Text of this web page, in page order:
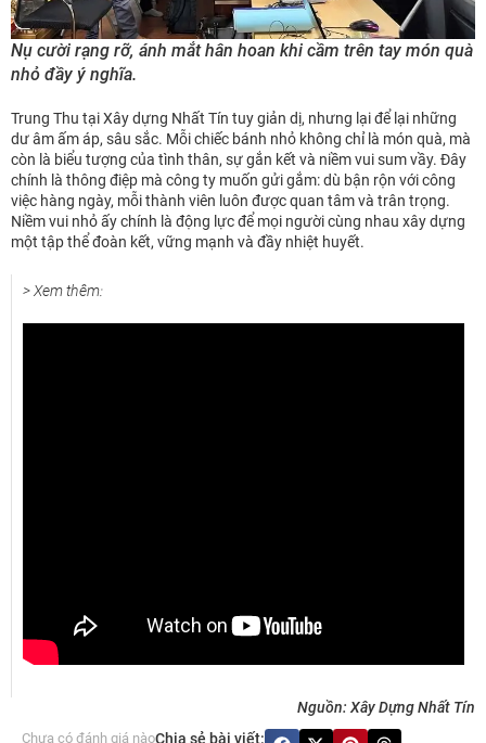
Nụ cười rạng rỡ, ánh mắt hân hoan khi cầm trên tay món quà
nhỏ đầy ý nghĩa.
Trung Thu tại Xây dựng Nhất Tín tuy giản dị, nhưng lại để lại những
dư âm ấm áp, sâu sắc. Mỗi chiếc bánh nhỏ không chỉ là món quà, mà
còn là biểu tượng của tình thân, sự gắn kết và niềm vui sum vầy. Đây
chính là thông điệp mà công ty muốn gửi gắm: dù bận rộn với công
việc hàng ngày, mỗi thành viên luôn được quan tâm và trân trọng.
Niềm vui nhỏ ấy chính là động lực để mọi người cùng nhau xây dựng
một tập thể đoàn kết, vững mạnh và đầy nhiệt huyết.
> Xem thêm:
Nguồn: Xây Dựng Nhất Tín
Chưa có đánh giá nàoChia sẻ bài viết: